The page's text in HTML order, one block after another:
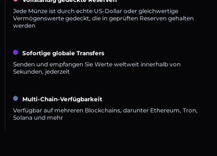
Jede Münze ist durch echte US-Dollar oder gleichwertige
Vermögenswerte gedeckt, die in geprüften Reserven gehalten
werden
Sofortige globale Transfers
Senden und empfangen Sie Werte weltweit innerhalb von
Sekunden, jederzeit
Multi-Chain-Verfügbarkeit
Verfügbar auf mehreren Blockchains, darunter Ethereum, Tron,
Solana und mehr